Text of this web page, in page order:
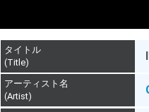
タイトル
(Title)
アーティスト名
(Artist)